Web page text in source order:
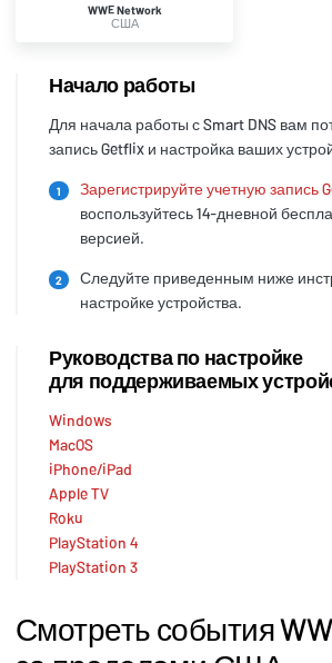
WWE Network
США
Смотреть события
Начало работы
Для начала работы с Smart DNS вам
запись Getflix и настройка ваших
1 Зарегистрируйте учетную запись
воспользуйтесь 14-дневной
версией.
2
Следуйте приведенным ниже
настройке устройства.
Руководства по настройке
для поддерживаемых
Windows
MacOS
iPhone/iPad
Apple TV
Roku
PlayStation 4
PlayStation 3